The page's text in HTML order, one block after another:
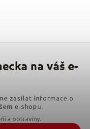
zasílat informace o
e-shopu.